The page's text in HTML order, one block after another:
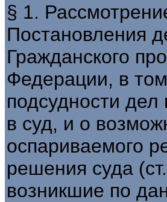
§ 1.
Постановления
Гражданского
Федерации, в
подсудности
в суд, и о
оспариваемого
решения суда
возникшие по